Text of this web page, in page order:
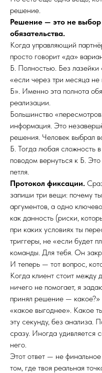
решение.
Решение — это не
обязательства.
Когда управляющий
просто говорит «да»
Б. Полностью. Без лазейки
«если через три месяца не
Б». Именно эта полнота
реализации.
Большинство
информация. Это
решения. Человек выбрал
Б. Тогда любая сложность
поводом вернуться к Б.
петля.
Протокол фиксации.
запиши три вещи: почему
аргументов, а одно
как данность (риски,
при каких условиях ты
триггеры, не «если будет
команды. Для тебя. Он
И теперь — тот вопрос,
Когда клиент стоит между
ничего не помогает, я
принял решение —
«какое выгоднее». Какое
эту секунду, без анализа.
сразу. Иногда удивляется
него.
Этот ответ — не
том, где твоя реальная